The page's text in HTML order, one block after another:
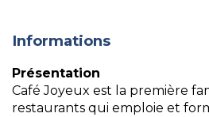
Informations
Présentation
Café Joyeux est la première
restaurants qui emploie et